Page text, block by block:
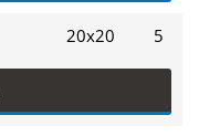
20х20 5